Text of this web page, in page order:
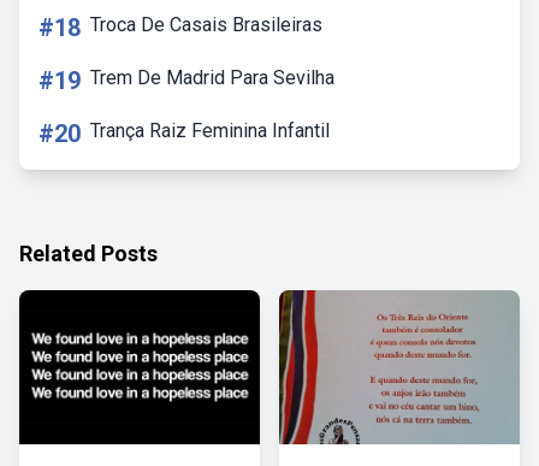
#18 Troca De Casais Brasileiras
#19 Trem De Madrid Para Sevilha
#20 Trança Raiz Feminina Infantil
Related Posts